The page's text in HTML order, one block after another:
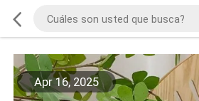
Apr 16, 2025